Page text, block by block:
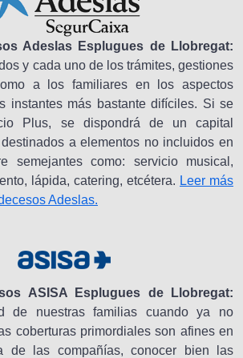
Adeslas Esplugues de Llobregat:
y cada uno de los trámites, gestiones
a los familiares en los aspectos
instantes más bastante difíciles. Si se
Plus, se dispondrá de un capital
a elementos no incluidos en
semejantes como: servicio musical,
lápida, catering, etcétera. Leer más
Adeslas.
ASISA Esplugues de Llobregat:
de nuestras familias cuando ya no
coberturas primordiales son afines en
de las compañías, conocer bien las